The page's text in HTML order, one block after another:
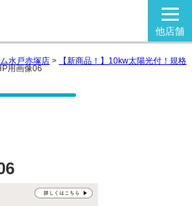
他店舗
水戸赤塚店 > 【新商品！】10kw太陽光付！規格
用画像06